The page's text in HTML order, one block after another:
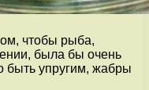
чтобы рыба,
была бы очень
быть упругим, жабры